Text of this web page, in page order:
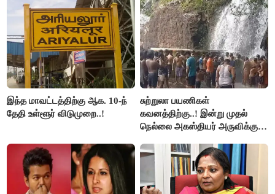
இந்த மாவட்டத்திற்கு ஆக. 10-ந்
தேதி உள்ளூர் விடுமுறை..!
சுற்றுலா பயணிகள்
கவனத்திற்கு..! இன்று முதல்
நெல்லை அகஸ்தியர் அருவிக்கு